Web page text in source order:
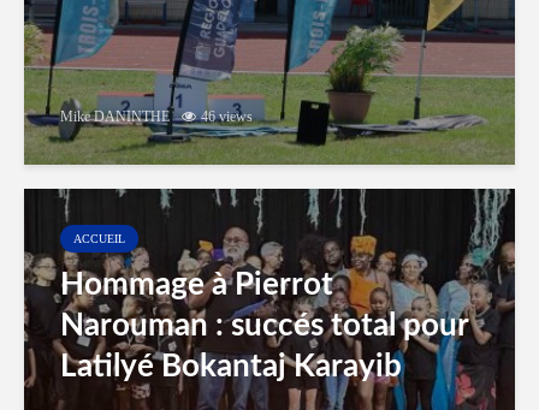
Mike DANINTHE 46 views
ACCUEIL
Hommage à Pierrot
Narouman : succés total pour
Latilyé Bokantaj Karayib